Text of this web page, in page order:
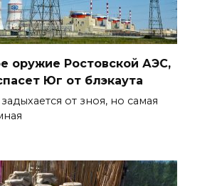
оружие Ростовской АЭС,
Юг от блэкаута
от зноя, но самая